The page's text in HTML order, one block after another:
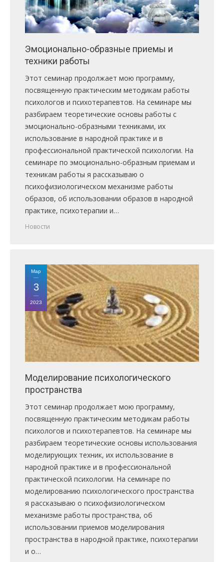
Эмоционально-образные приемы и
техники работы
Этот семинар продолжает мою программу,
посвященную практическим методикам работы
психологов и психотерапевтов. На семинаре мы
разбираем теоретические основы работы с
эмоционально-образными техниками, их
использование в народной практике и в
профессиональной практической психологии. На
семинаре по эмоционально-образным приемам и
техникам работы я рассказываю о
психофизиологическом механизме работы
образов, об использовании образов в народной
практике, психотерапии и…
Новости
Мар
3
2023
Моделирование психологического
пространства
Этот семинар продолжает мою программу,
посвященную практическим методикам работы
психологов и психотерапевтов. На семинаре мы
разбираем теоретические основы использования
моделирующих техник, их использование в
народной практике и в профессиональной
практической психологии. На семинаре по
моделированию психологического пространства
я рассказываю о психофизиологическом
механизме работы пространства, об
использовании приемов моделирования
пространства в народной практике, психотерапии
и о…